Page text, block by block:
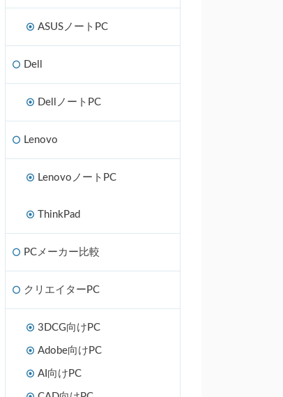
ASUSノートPC
Dell
DellノートPC
Lenovo
LenovoノートPC
ThinkPad
PCメーカー比較
クリエイターPC
3DCG向けPC
Adobe向けPC
AI向けPC